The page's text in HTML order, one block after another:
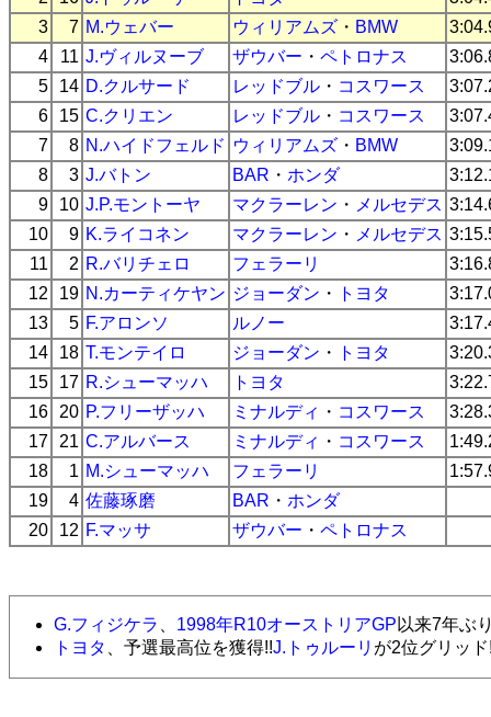
3
7 M.ウェバー ウィリアムズ ・ BMW
4
11 J.ヴィルヌーブ ザウバー ・ ペトロナス
5
14 D.クルサード レッドブル ・ コスワース
6
15 C.クリエン レッドブル ・ コスワース
7
8 N.ハイドフェルド ウィリアムズ ・ BMW
8
3 J.バトン BAR ・ ホンダ
9
10 J.P.モントーヤ マクラーレン ・ メルセデス
10
9 K.ライコネン マクラーレン ・ メルセデス
11
2 R.バリチェロ フェラーリ
12
19 N.カーティケヤン ジョーダン ・ トヨタ
13
5 F.アロンソ ルノー
14
18 T.モンテイロ ジョーダン ・ トヨタ
15
17 R.シューマッハ トヨタ
16
20 P.フリーザッハ ミナルディ ・ コスワース
17
21 C.アルバース ミナルディ ・ コスワース
18
1 M.シューマッハ フェラーリ
19
4 佐藤琢磨 BAR ・ ホンダ
20
12 F.マッサ ザウバー ・ ペトロナス
G.フィジケラ 1998年R10オーストリアGP 以来7年ぶ
トヨタ
、予選最高位を獲得!!J.トゥルーリ が2位グリッド